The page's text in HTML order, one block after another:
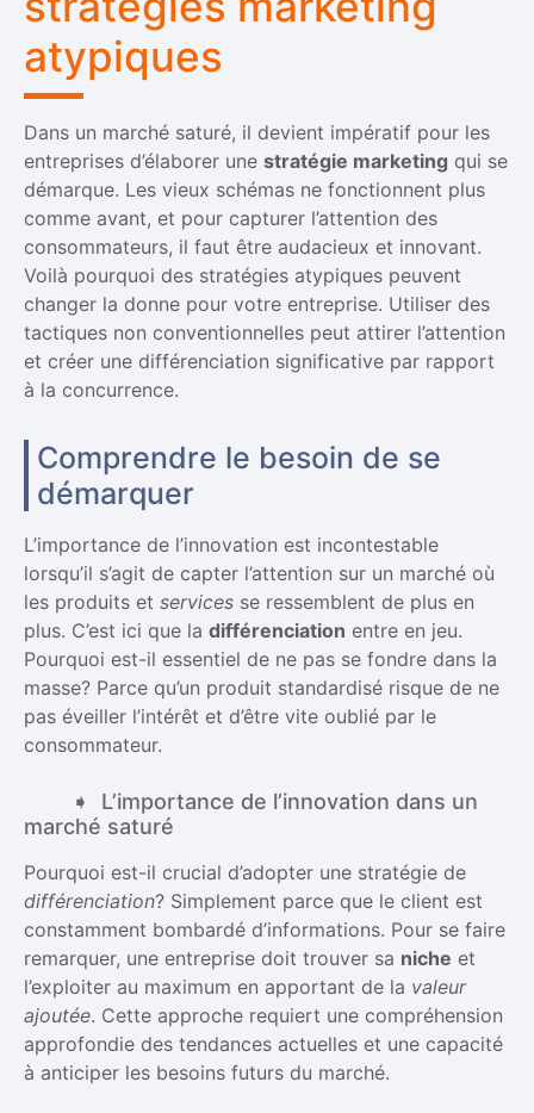
atypiques
Dans un marché saturé, il devient impératif pour les
entreprises d’élaborer une stratégie marketing qui se
démarque. Les vieux schémas ne fonctionnent plus
comme avant, et pour capturer l’attention des
consommateurs, il faut être audacieux et innovant.
Voilà pourquoi des stratégies atypiques peuvent
changer la donne pour votre entreprise. Utiliser des
tactiques non conventionnelles peut attirer l’attention
et créer une différenciation significative par rapport
à la concurrence.
Comprendre le besoin de se
démarquer
L’importance de l’innovation est incontestable
lorsqu’il s’agit de capter l’attention sur un marché où
les produits et services se ressemblent de plus en
plus. C’est ici que la différenciation entre en jeu.
Pourquoi est-il essentiel de ne pas se fondre dans la
masse? Parce qu’un produit standardisé risque de ne
pas éveiller l’intérêt et d’être vite oublié par le
consommateur.
L’importance de l’innovation dans un
marché saturé
Pourquoi est-il crucial d’adopter une stratégie de
différenciation? Simplement parce que le client est
constamment bombardé d’informations. Pour se faire
remarquer, une entreprise doit trouver sa niche et
l’exploiter au maximum en apportant de la valeur
ajoutée. Cette approche requiert une compréhension
approfondie des tendances actuelles et une capacité
à anticiper les besoins futurs du marché.